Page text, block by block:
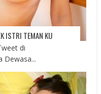
ISTRI TEMAN KU
di
Dewasa...